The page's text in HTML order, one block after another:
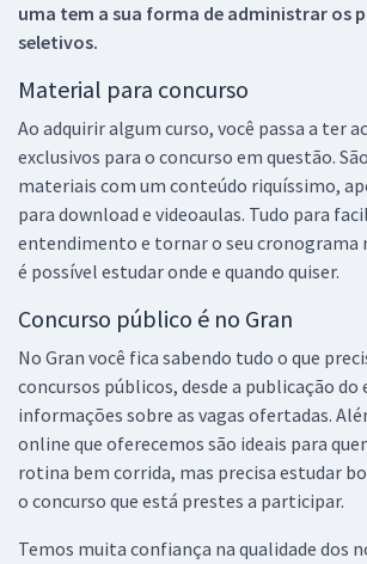
uma tem a sua forma de administrar os
seletivos.
Material para concurso
Ao adquirir algum curso, você passa a ter
exclusivos para o concurso em questão.
materiais com um conteúdo riquíssimo,
para download e videoaulas. Tudo para
entendimento e tornar o seu cronograma
é possível estudar onde e quando quiser.
Concurso público é no Gran
No Gran você fica sabendo tudo o que
concursos públicos, desde a publicação do
informações sobre as vagas ofertadas.
online que oferecemos são ideais para
rotina bem corrida, mas precisa estudar
o concurso que está prestes a participar.
Temos muita confiança na qualidade dos